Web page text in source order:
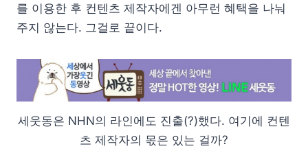
를 이용한 후 컨텐츠 제작자에겐 아무런 혜택을 나눠
주지 않는다. 그걸로 끝이다.
세웃동은 NHN의 라인에도 진출(?)했다. 여기에 컨텐
츠 제작자의 몫은 있는 걸까?